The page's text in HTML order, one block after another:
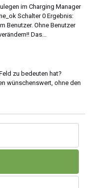
im Charging Manager
Schalter 0 Ergebnis:
Benutzer. Ohne Benutzer
Das...
zu bedeuten hat?
wünschenswert, ohne den